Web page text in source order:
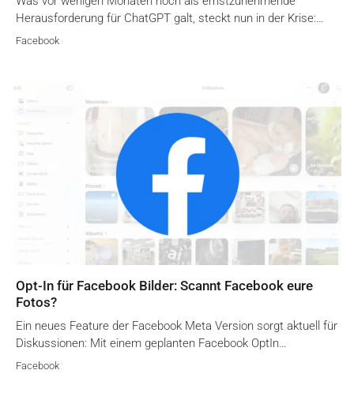
Herausforderung für ChatGPT galt, steckt nun in der Krise:…
Facebook
Opt-In für Facebook Bilder: Scannt Facebook eure
Fotos?
Ein neues Feature der Facebook Meta Version sorgt aktuell für
Diskussionen: Mit einem geplanten Facebook OptIn…
Facebook